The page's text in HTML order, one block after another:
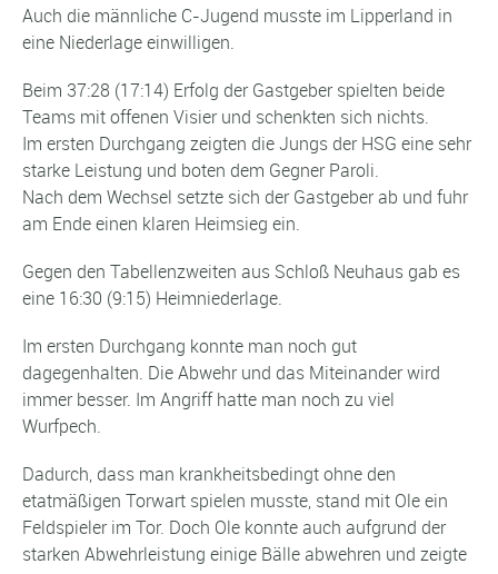
Auch die männliche C-Jugend musste im Lipperland in
eine Niederlage einwilligen.
Beim 37:28 (17:14) Erfolg der Gastgeber spielten beide
Teams mit offenen Visier und schenkten sich nichts.
Im ersten Durchgang zeigten die Jungs der HSG eine sehr
starke Leistung und boten dem Gegner Paroli.
Nach dem Wechsel setzte sich der Gastgeber ab und fuhr
am Ende einen klaren Heimsieg ein.
Gegen den Tabellenzweiten aus Schloß Neuhaus gab es
eine 16:30 (9:15) Heimniederlage.
Im ersten Durchgang konnte man noch gut
dagegenhalten. Die Abwehr und das Miteinander wird
immer besser. Im Angriff hatte man noch zu viel
Wurfpech.
Dadurch, dass man krankheitsbedingt ohne den
etatmäßigen Torwart spielen musste, stand mit Ole ein
Feldspieler im Tor. Doch Ole konnte auch aufgrund der
starken Abwehrleistung einige Bälle abwehren und zeigte